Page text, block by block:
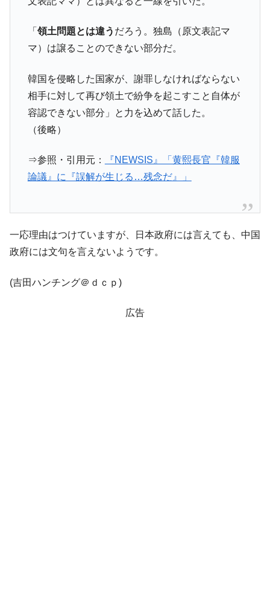
「 領土問題とは違う だろう。独島（原文表記マ
マ）は譲ることのできない部分だ。
韓国を侵略した国家が、謝罪しなければならない
相手に対して再び領土で紛争を起こすこと自体が
容認できない部分」と力を込めて話した。
（後略）
⇒参照・引用元：
『NEWSIS』「黄熙長官『韓服
論議』に『誤解が生じる…残念だ』」
一応理由はつけていますが、日本政府には言えても、中国
政府には文句を言えないようです。
(吉田ハンチング＠ｄｃｐ)
広告